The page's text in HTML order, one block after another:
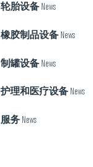
轮胎设备 News
橡胶制品设备 News
制罐设备 News
护理和医疗设备 News
服务 News